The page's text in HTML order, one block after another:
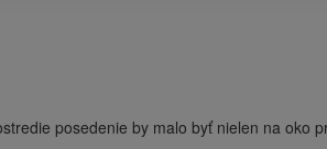
posedenie by malo byť nielen na oko